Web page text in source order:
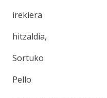
irekiera
hitzaldia,
Sortuko
Pello